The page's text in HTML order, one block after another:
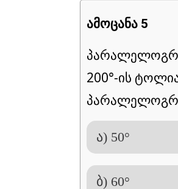
ამოცანა 5
200°-ის
ა) 50°
ბ) 60°